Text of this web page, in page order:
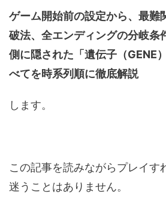
ゲーム開始前の設定から、最難
破法、全エンディングの分岐条
側に隠された「遺伝子（GENE
べてを時系列順に徹底解説
します。
この記事を読みながらプレイす
迷うことはありません。